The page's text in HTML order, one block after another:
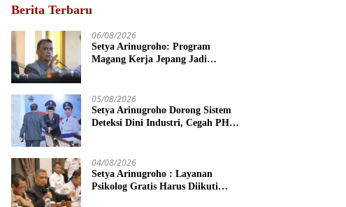
Berita Terbaru
06/08/2026
Setya Arinugroho: Program
Magang Kerja Jepang Jadi
05/08/2026
Setya Arinugroho Dorong Sistem
Deteksi Dini Industri, Cegah PHK
04/08/2026
Setya Arinugroho : Layanan
Psikolog Gratis Harus Diikuti